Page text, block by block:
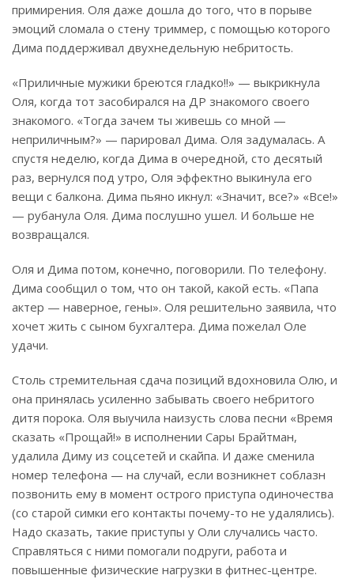
примирения. Оля даже дошла до того, что в порыве
эмоций сломала о стену триммер, с помощью которого
Дима поддерживал двухнедельную небритость.
«Приличные мужики бреются гладко!!» — выкрикнула
Оля, когда тот засобирался на ДР знакомого своего
знакомого. «Тогда зачем ты живешь со мной —
неприличным?» — парировал Дима. Оля задумалась. А
спустя неделю, когда Дима в очередной, сто десятый
раз, вернулся под утро, Оля эффектно выкинула его
вещи с балкона. Дима пьяно икнул: «Значит, все?» «Все!»
— рубанула Оля. Дима послушно ушел. И больше не
возвращался.
Оля и Дима потом, конечно, поговорили. По телефону.
Дима сообщил о том, что он такой, какой есть. «Папа
актер — наверное, гены». Оля решительно заявила, что
хочет жить с сыном бухгалтера. Дима пожелал Оле
удачи.
Столь стремительная сдача позиций вдохновила Олю, и
она принялась усиленно забывать своего небритого
дитя порока. Оля выучила наизусть слова песни «Время
сказать «Прощай!» в исполнении Сары Брайтман,
удалила Диму из соцсетей и скайпа. И даже сменила
номер телефона — на случай, если возникнет соблазн
позвонить ему в момент острого приступа одиночества
(со старой симки его контакты почему-то не удалялись).
Надо сказать, такие приступы у Оли случались часто.
Справляться с ними помогали подруги, работа и
повышенные физические нагрузки в фитнес-центре.